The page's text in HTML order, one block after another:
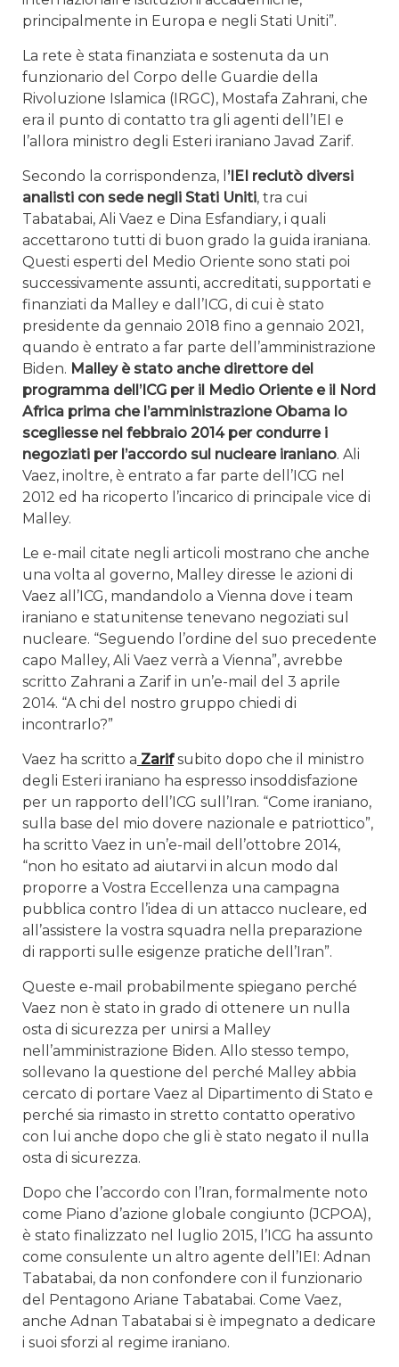
principalmente in Europa e negli Stati Uniti”.
La rete è stata finanziata e sostenuta da un
funzionario del Corpo delle Guardie della
Rivoluzione Islamica (IRGC), Mostafa Zahrani, che
era il punto di contatto tra gli agenti dell’IEI e
l’allora ministro degli Esteri iraniano Javad Zarif.
Secondo la corrispondenza, l ’IEI reclutò diversi
analisti con sede negli Stati Uniti, tra cui
Tabatabai, Ali Vaez e Dina Esfandiary, i quali
accettarono tutti di buon grado la guida iraniana.
Questi esperti del Medio Oriente sono stati poi
successivamente assunti, accreditati, supportati e
finanziati da Malley e dall’ICG, di cui è stato
presidente da gennaio 2018 fino a gennaio 2021,
quando è entrato a far parte dell’amministrazione
Biden. Malley è stato anche direttore del
programma dell’ICG per il Medio Oriente e il Nord
Africa prima che l’amministrazione Obama lo
scegliesse nel febbraio 2014 per condurre i
negoziati per l’accordo sul nucleare iraniano. Ali
Vaez, inoltre, è entrato a far parte dell’ICG nel
2012 ed ha ricoperto l’incarico di principale vice di
Malley.
Le e-mail citate negli articoli mostrano che anche
una volta al governo, Malley diresse le azioni di
Vaez all’ICG, mandandolo a Vienna dove i team
iraniano e statunitense tenevano negoziati sul
nucleare. “Seguendo l’ordine del suo precedente
capo Malley, Ali Vaez verrà a Vienna”, avrebbe
scritto Zahrani a Zarif in un’e-mail del 3 aprile
2014. “A chi del nostro gruppo chiedi di
incontrarlo?”
Vaez ha scritto a Zarifsubito dopo che il ministro
degli Esteri iraniano ha espresso insoddisfazione
per un rapporto dell’ICG sull’Iran. “Come iraniano,
sulla base del mio dovere nazionale e patriottico”,
ha scritto Vaez in un’e-mail dell’ottobre 2014,
“non ho esitato ad aiutarvi in alcun modo dal
proporre a Vostra Eccellenza una campagna
pubblica contro l’idea di un attacco nucleare, ed
all’assistere la vostra squadra nella preparazione
di rapporti sulle esigenze pratiche dell’Iran”.
Queste e-mail probabilmente spiegano perché
Vaez non è stato in grado di ottenere un nulla
osta di sicurezza per unirsi a Malley
nell’amministrazione Biden. Allo stesso tempo,
sollevano la questione del perché Malley abbia
cercato di portare Vaez al Dipartimento di Stato e
perché sia rimasto in stretto contatto operativo
con lui anche dopo che gli è stato negato il nulla
osta di sicurezza.
Dopo che l’accordo con l’Iran, formalmente noto
come Piano d’azione globale congiunto (JCPOA),
è stato finalizzato nel luglio 2015, l’ICG ha assunto
come consulente un altro agente dell’IEI: Adnan
Tabatabai, da non confondere con il funzionario
del Pentagono Ariane Tabatabai. Come Vaez,
anche Adnan Tabatabai si è impegnato a dedicare
i suoi sforzi al regime iraniano.